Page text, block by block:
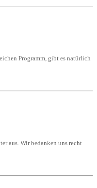
Programm, gibt es natürlich
aus. Wir bedanken uns recht